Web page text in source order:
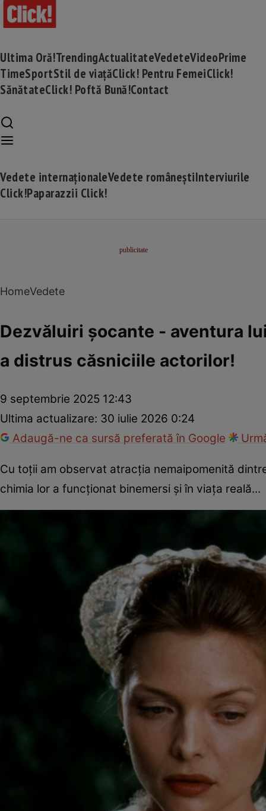
Ultima Oră!TrendingActualitateVedeteVideoPrime
TimeSportStil de viațăClick! Pentru FemeiClick!
SănătateClick! Poftă Bună!Contact
Vedete internaționaleVedete româneștiInterviurile
Click!Paparazzii Click!
HomeVedete
Dezvăluiri șocante - aventura
a distrus căsniciile actorilor!
9 septembrie 2025 12:43
Ultima actualizare: 30 iulie 2026 0:24
Adaugă-ne ca sursă preferată în Google
Cu toții am observat atracția nemaipomenită
chimia lor a funcționat binemersi și în viața reală...